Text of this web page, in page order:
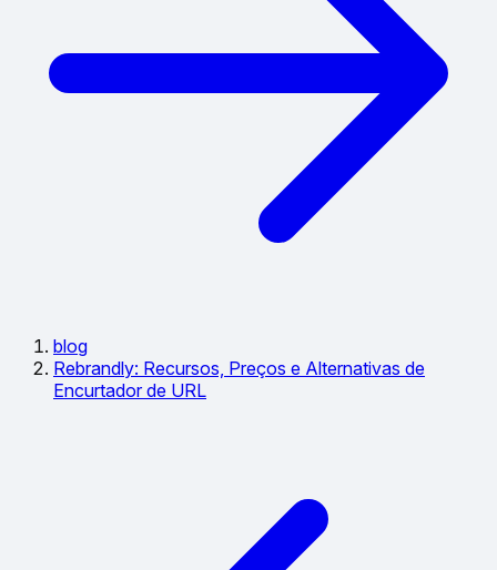
blog
Rebrandly: Recursos, Preços e Alternativas de
Encurtador de URL